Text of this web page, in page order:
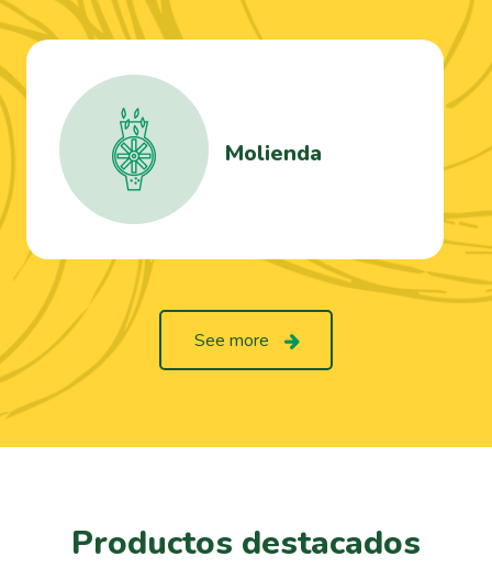
Molienda
See more
Productos destacados